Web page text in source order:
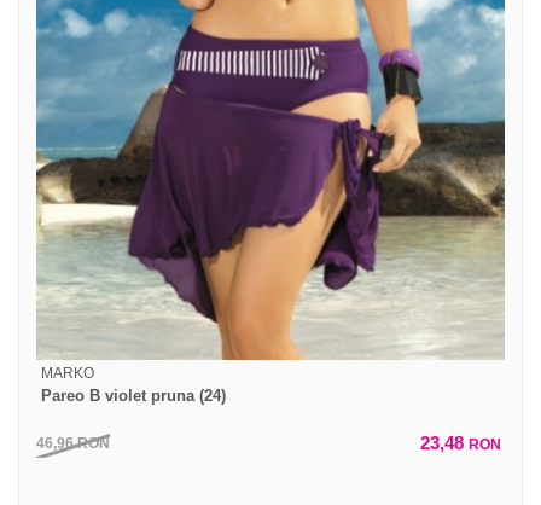
MARKO
Pareo B violet pruna (24)
46,96RON 23,48 RON